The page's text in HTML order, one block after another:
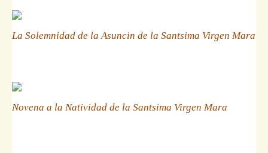
La Solemnidad de la Asuncin de la Santsima Virgen Mara
Novena a la Natividad de la Santsima Virgen Mara